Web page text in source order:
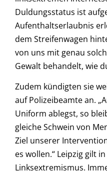
Duldungsstatus ist
Aufenthaltserlaubnis
dem Streifenwagen
von uns mit genau
Gewalt behandelt, wie
Zudem kündigten sie
auf Polizeibeamte an.
Uniform ablegst, so
gleiche Schwein von
Ziel unserer
es wollen.“ Leipzig gilt
Linksextremismus.